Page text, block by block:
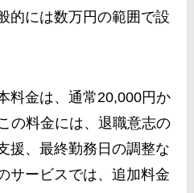
的には数万円の範囲で設
料金は、通常20,000円か
の料金には、退職意志の
援、最終勤務日の調整な
サービスでは、追加料金